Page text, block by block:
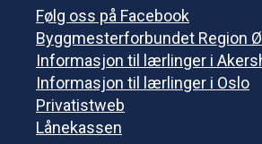
Følg oss på Facebook
Byggmesterforbundet Region
Informasjon til lærlinger i
Informasjon til lærlinger i Oslo
Privatistweb
Lånekassen